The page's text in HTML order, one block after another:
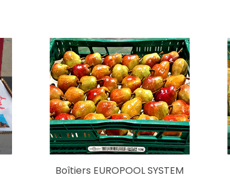
Boîtiers EUROPOOL SYSTEM